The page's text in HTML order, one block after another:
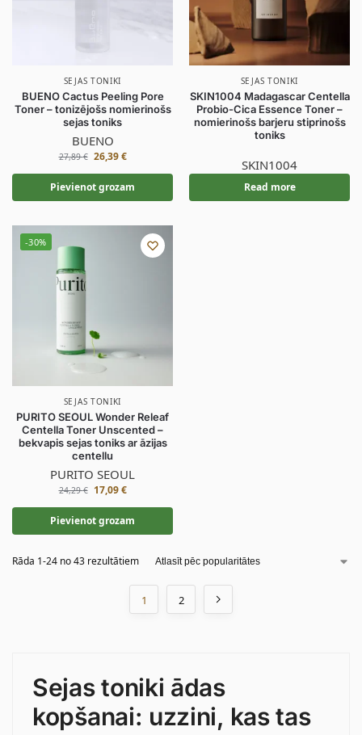
SEJAS TONIKI
BUENO Cactus Peeling Pore
Toner – tonizējošs nomierinošs
sejas toniks
BUENO
27,89€ 26,39€
Pievienot grozam
SEJAS TONIKI
SKIN1004 Madagascar Centella
Probio-Cica Essence Toner –
nomierinošs barjeru stiprinošs
toniks
SKIN1004
Read more
-30%
SEJAS TONIKI
PURITO SEOUL Wonder Releaf
Centella Toner Unscented –
bekvapis sejas toniks ar āzijas
centellu
PURITO SEOUL
24,29€ 17,09€
Pievienot grozam
Rāda 1-24 no 43 rezultātiem
1 2
Sejas toniki ādas
kopšanai: uzzini, kas tas